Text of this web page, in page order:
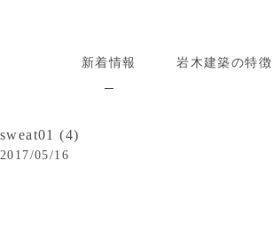
新着情報 岩木建築の特徴
sweat01 (4)
2017/05/16